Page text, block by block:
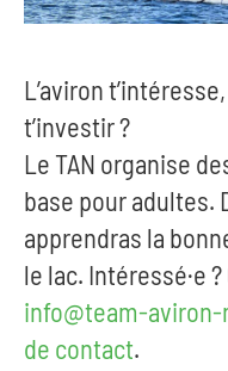
L’aviron
t’investir ?
Le TAN organise
base pour adultes.
apprendras la
le lac. Intéressé·e
info@team-aviron-
de contact.